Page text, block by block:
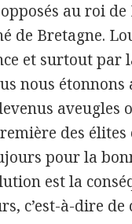
au roi
de Bretagne.
et surtout par
nous
des élites
pour la
est la
c’est-à-dire de